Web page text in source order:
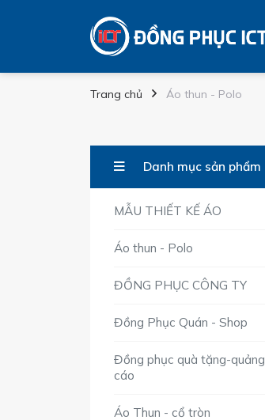
Trang chủ Áo thun - Polo
Danh mục sản phẩm
MẪU THIẾT KẾ ÁO
Áo thun - Polo
ĐỒNG PHỤC CÔNG TY
Đồng Phục Quán - Shop
Đồng phục quà tặng-quảng
cáo
Áo Thun - cổ tròn